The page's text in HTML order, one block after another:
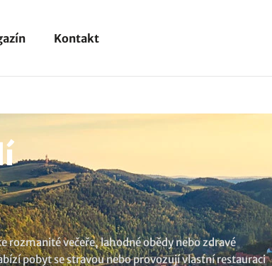
Kontakt
rozmanité večeře, lahodné obědy nebo zdravé
pobyt se stravou nebo provozují vlastní restauraci